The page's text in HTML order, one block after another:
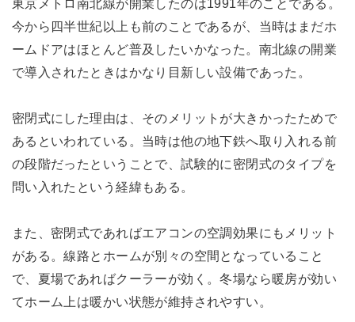
東京メトロ南北線が開業したのは1991年のことである。
今から四半世紀以上も前のことであるが、当時はまだホ
ームドアはほとんど普及したいかなった。南北線の開業
で導入されたときはかなり目新しい設備であった。
密閉式にした理由は、そのメリットが大きかったためで
あるといわれている。当時は他の地下鉄へ取り入れる前
の段階だったということで、試験的に密閉式のタイプを
問い入れたという経緯もある。
また、密閉式であればエアコンの空調効果にもメリット
がある。線路とホームが別々の空間となっていること
で、夏場であればクーラーが効く。冬場なら暖房が効い
てホーム上は暖かい状態が維持されやすい。